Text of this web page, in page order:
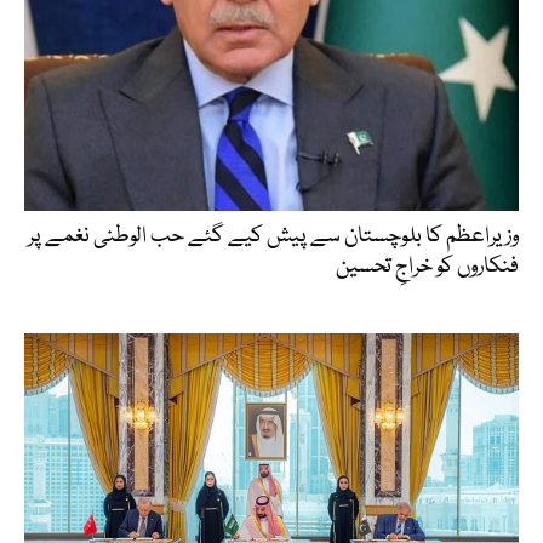
وزیراعظم کا بلوچستان سے پیش کیے گئے حب الوطنی نغمے پر
فنکاروں کو خراجِ تحسین